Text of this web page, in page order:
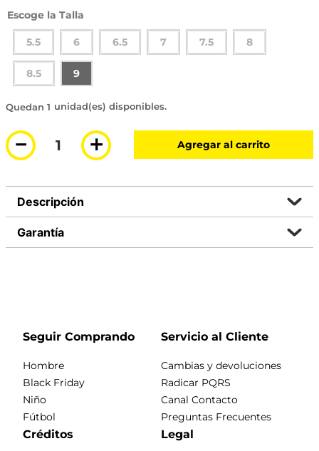
Talla
5.5 6 6.5 7 7.5 8
8.5 9
1 disponible
＋
－ Agregar al carrito
Descripción
Garantía
Seguir Comprando
Hombre
Black Friday
Niño
Fútbol
Servicio al Cliente
Cambias y devoluciones
Radicar PQRS
Canal Contacto
Preguntas Frecuentes
Créditos Legal